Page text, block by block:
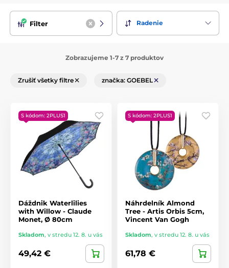
Filter Radenie
Zobrazujeme 1-7 z 7 produktov
Zrušiť všetky filtre značka: GOEBEL
S kódom: 2PLUS1
Dáždnik Waterlilies
with Willow - Claude
Monet, Ø 80cm
Skladom, v stredu 12. 8. u vás
49,42 €
S kódom: 2PLUS1
Náhrdelník Almond
Tree - Artis Orbis 5cm,
Vincent Van Gogh
Skladom, v stredu 12. 8. u vás
61,78 €